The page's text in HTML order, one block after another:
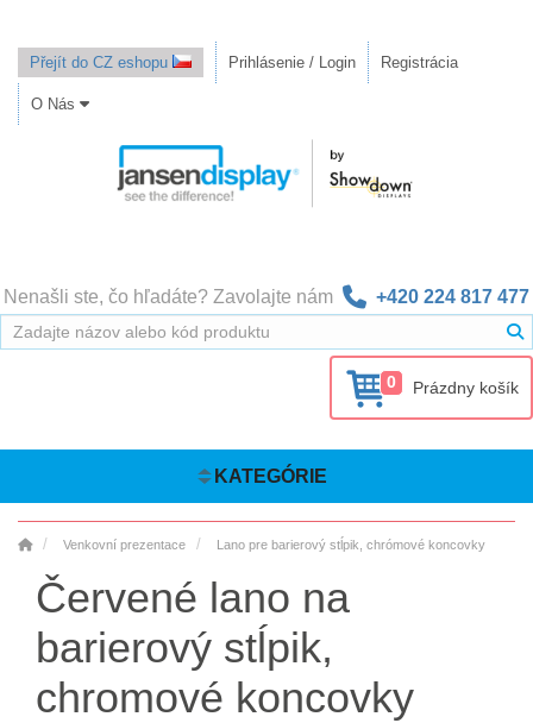
Přejít do CZ eshopu Prihlásenie / Login Registrácia
O Nás
Nenašli ste, čo hľadáte? Zavolajte nám +420 224 817 477
0 Prázdny košík
KATEGÓRIE
Venkovní prezentace Lano pre barierový stĺpik, chrómové koncovky
Červené lano na
barierový stĺpik,
chromové koncovky